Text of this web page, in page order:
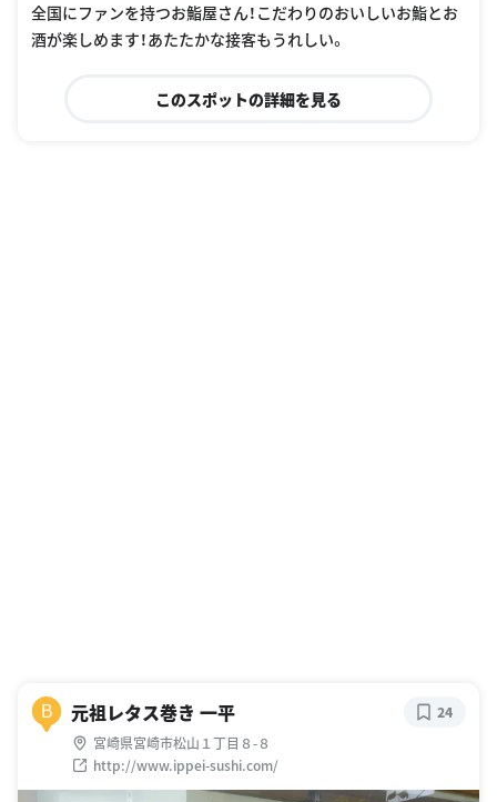
全国にファンを持つお鮨屋さん！こだわりのおいしいお鮨とお
酒が楽しめます！あたたかな接客もうれしい。
このスポットの詳細を見る
B 元祖レタス巻き 一平
宮崎県宮崎市松山１丁目８-８
http://www.ippei-sushi.com/
24